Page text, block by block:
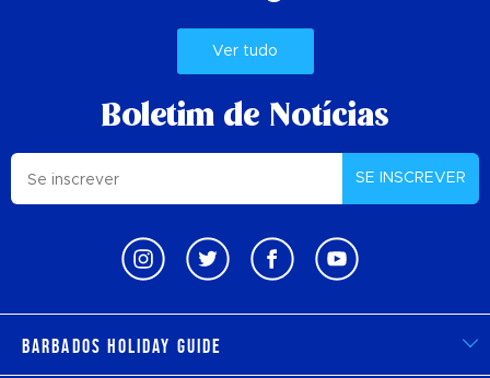
Ver tudo
Boletim de Notícias
SE INSCREVER
Barbados Holiday Guide